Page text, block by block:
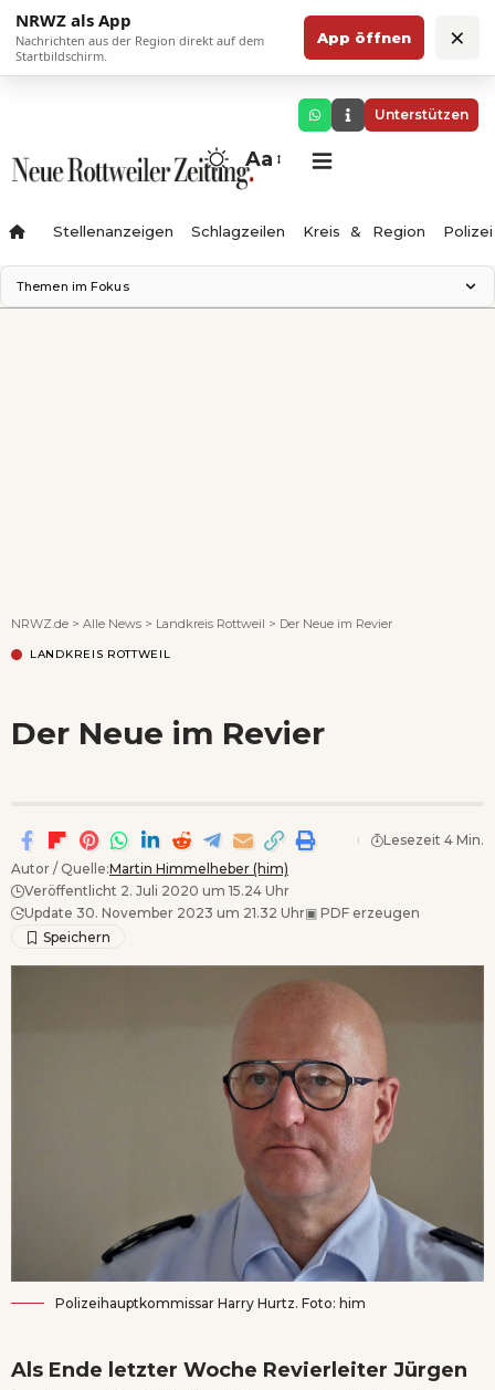
NRWZ als App
Nachrichten aus der Region direkt auf dem
Startbildschirm.
App öffnen ×
Unterstützen
Aa
Stellenanzeigen Schlagzeilen Kreis & Region Polizei
Themen im Fokus
NRWZ.de > Alle News > Landkreis Rottweil > Der Neue im Revier
LANDKREIS ROTTWEIL
Der Neue im Revier
Autor / Quelle:Martin Himmelheber (him)
Veröffentlicht 2. Juli 2020 um 15.24 Uhr
Update 30. November 2023 um 21.32 Uhr▣ PDF erzeugen
Lesezeit 4 Min.
Polizeihauptkommissar Harry Hurtz. Foto: him
Als Ende letzter Woche Revierleiter Jürgen